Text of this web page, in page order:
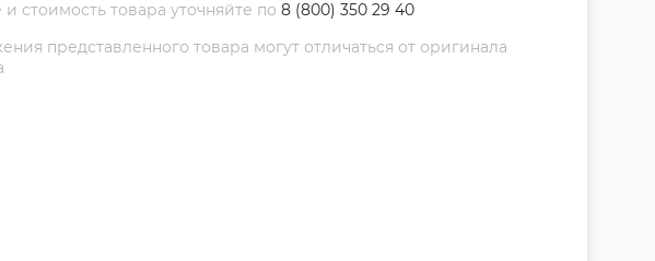
стоимость товара уточняйте по 8 (800) 350 29 40
представленного товара могут отличаться от оригинала